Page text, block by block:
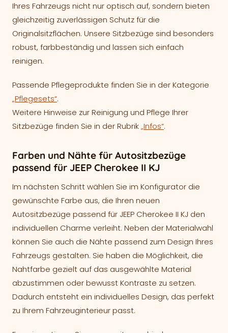
Ihres Fahrzeugs nicht nur optisch auf, sondern bieten
gleichzeitig zuverlässigen Schutz für die
Originalsitzflächen. Unsere Sitzbezüge sind besonders
robust, farbbeständig und lassen sich einfach
reinigen.
Passende Pflegeprodukte finden Sie in der Kategorie
„Pflegesets“.
Weitere Hinweise zur Reinigung und Pflege Ihrer
Sitzbezüge finden Sie in der Rubrik„Infos“.
Farben und Nähte für Autositzbezüge
passend für JEEP Cherokee II KJ
Im nächsten Schritt wählen Sie im Konfigurator die
gewünschte Farbe aus, die Ihren neuen
Autositzbezüge passend für JEEP Cherokee II KJ den
individuellen Charme verleiht. Neben der Materialwahl
können Sie auch die Nähte passend zum Design Ihres
Fahrzeugs gestalten. Sie haben die Möglichkeit, die
Nahtfarbe gezielt auf das ausgewählte Material
abzustimmen oder bewusst Kontraste zu setzen.
Dadurch entsteht ein individuelles Design, das perfekt
zu Ihrem Fahrzeuginterieur passt.